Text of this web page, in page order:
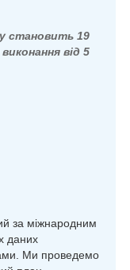
становить 19
від 5
за міжнародним
даних
Ми проведемо